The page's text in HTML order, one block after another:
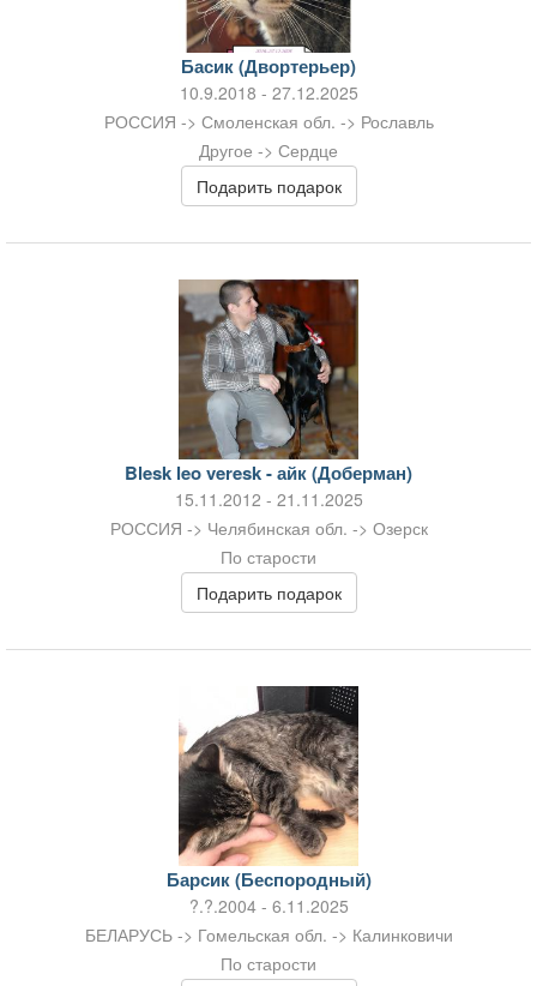
Басик (Двортерьер)
10.9.2018 - 27.12.2025
РОССИЯ -> Смоленская обл. -> Рославль
Другое -> Сердце
Подарить подарок
Blesk leo veresk - айк (Доберман)
15.11.2012 - 21.11.2025
РОССИЯ -> Челябинская обл. -> Озерск
По старости
Подарить подарок
Барсик (Беспородный)
?.?.2004 - 6.11.2025
БЕЛАРУСЬ -> Гомельская обл. -> Калинковичи
По старости